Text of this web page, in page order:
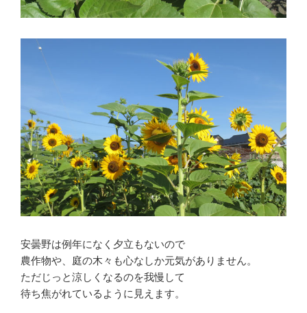
安曇野は例年になく夕立もないので
農作物や、庭の木々も心なしか元気がありません。
ただじっと涼しくなるのを我慢して
待ち焦がれているように見えます。